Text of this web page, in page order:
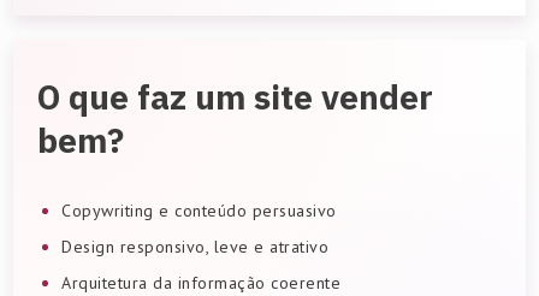
O que faz um site vender
bem?
Copywriting e conteúdo persuasivo
Design responsivo, leve e atrativo
Arquitetura da informação coerente